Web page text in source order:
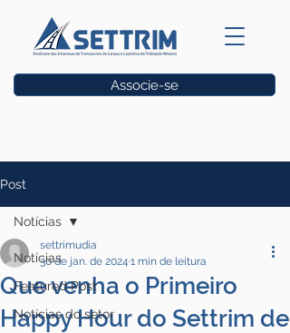
Associe-se
Post
Notícias
Featured Post
Notícias do setor
Notícias
Que venha o Primeiro
Happy Hour do Settrim de
settrimudia
30 de jan. de 2024 1 min de leitura